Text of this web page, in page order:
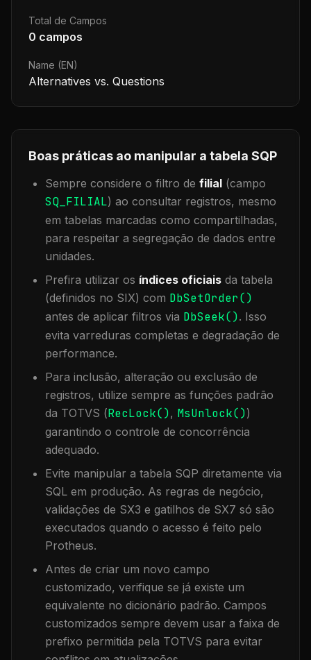
Total de Campos
0 campos
Name (EN)
Alternatives vs. Questions
Boas práticas ao manipular a tabela SQP
Sempre considere o filtro de filial (campo
SQ_FILIAL) ao consultar registros, mesmo
em tabelas marcadas como compartilhadas,
para respeitar a segregação de dados entre
unidades.
Prefira utilizar os índices oficiais da tabela
(definidos no SIX) com DbSetOrder()
antes de aplicar filtros via DbSeek(). Isso
evita varreduras completas e degradação de
performance.
Para inclusão, alteração ou exclusão de
registros, utilize sempre as funções padrão
da TOTVS (RecLock(), MsUnlock())
garantindo o controle de concorrência
adequado.
Evite manipular a tabela SQP diretamente via
SQL em produção. As regras de negócio,
validações de SX3 e gatilhos de SX7 só são
executados quando o acesso é feito pelo
Protheus.
Antes de criar um novo campo
customizado, verifique se já existe um
equivalente no dicionário padrão. Campos
customizados sempre devem usar a faixa de
prefixo permitida pela TOTVS para evitar